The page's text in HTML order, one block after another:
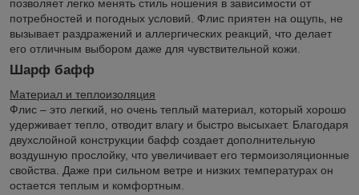
позволяет легко менять стиль ношения в зависимости от
потребностей и погодных условий. Флис приятен на ощупь, не
вызывает раздражений и аллергических реакций, что делает
его отличным выбором даже для чувствительной кожи.
Шарф бафф
Материал и теплоизоляция
Флис – это легкий, но очень теплый материал, который хорошо
удерживает тепло, отводит влагу и быстро высыхает. Благодаря
двухслойной конструкции бафф создает дополнительную
воздушную прослойку, что увеличивает его термоизоляционные
свойства. Даже при сильном ветре и низких температурах он
остается теплым и комфортным.